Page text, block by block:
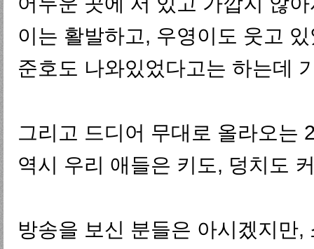
이는 활발하고, 우영이도 웃고
준호도 나와있었다고는 하는데
그리고 드디어 무대로 올라오는
역시 우리 애들은 키도, 덩치도
방송을 보신 분들은 아시겠지만